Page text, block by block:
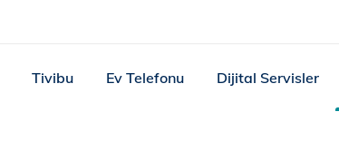
Tivibu Ev Telefonu Dijital Servisler